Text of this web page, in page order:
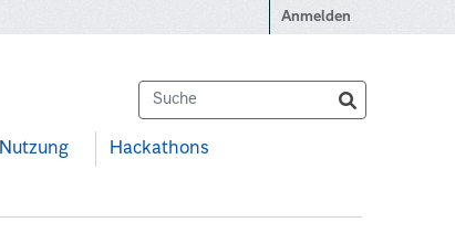
Anmelden
Nutzung Hackathons